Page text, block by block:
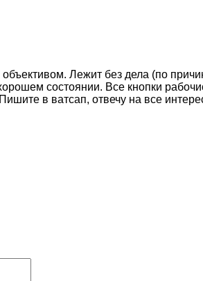
Лежит без дела (по
состоянии. Все кнопки
в ватсап, отвечу на все